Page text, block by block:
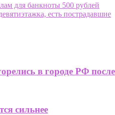
для банкноты 500 рублей
есть пострадавшие
в городе РФ
сильнее